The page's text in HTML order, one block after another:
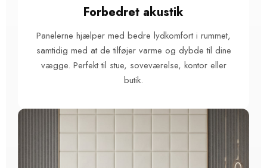
Forbedret akustik
Panelerne hjælper med bedre lydkomfort i rummet,
samtidig med at de tilføjer varme og dybde til dine
vægge. Perfekt til stue, soveværelse, kontor eller
butik.